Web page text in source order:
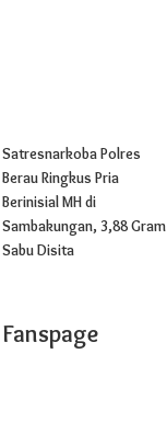
Satresnarkoba Polres
Berau Ringkus Pria
Berinisial MH di
Sambakungan, 3,88 Gram
Sabu Disita
Fanspage